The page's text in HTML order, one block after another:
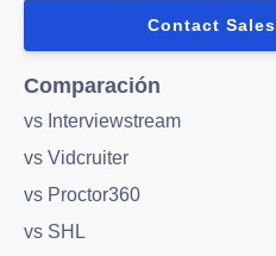
Contact Sales
Comparación
vs Interviewstream
vs Vidcruiter
vs Proctor360
vs SHL